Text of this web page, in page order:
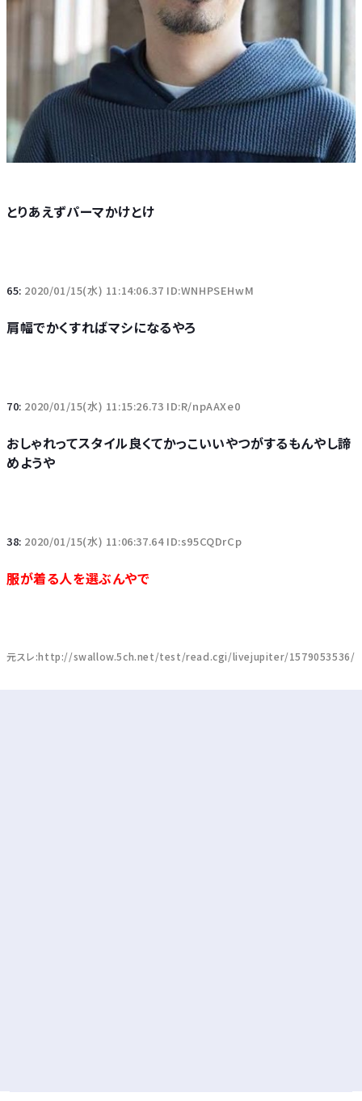
とりあえずパーマかけとけ
65: 2020/01/15(水) 11:14:06.37 ID:WNHPSEHwM
肩幅でかくすればマシになるやろ
70: 2020/01/15(水) 11:15:26.73 ID:R/npAAXe0
おしゃれってスタイル良くてかっこいいやつがするもんやし諦
めようや
38: 2020/01/15(水) 11:06:37.64 ID:s95CQDrCp
服が着る人を選ぶんやで
元スレ:http://swallow.5ch.net/test/read.cgi/livejupiter/1579053536/